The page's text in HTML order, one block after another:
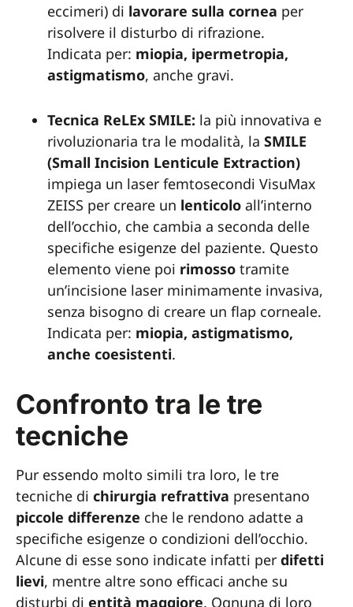
eccimeri) di lavorare sulla cornea per
risolvere il disturbo di rifrazione.
Indicata per: miopia, ipermetropia,
astigmatismo, anche gravi.
Tecnica ReLEx SMILE: la più innovativa e
rivoluzionaria tra le modalità, la SMILE
(Small Incision Lenticule Extraction)
impiega un laser femtosecondi VisuMax
ZEISS per creare un lenticolo all’interno
dell’occhio, che cambia a seconda delle
specifiche esigenze del paziente. Questo
elemento viene poi rimosso tramite
un’incisione laser minimamente invasiva,
senza bisogno di creare un flap corneale.
Indicata per: miopia, astigmatismo,
anche coesistenti.
Confronto tra le tre
tecniche
Pur essendo molto simili tra loro, le tre
tecniche di chirurgia refrattiva presentano
piccole differenze che le rendono adatte a
specifiche esigenze o condizioni dell’occhio.
Alcune di esse sono indicate infatti per difetti
lievi, mentre altre sono efficaci anche su
disturbi di entità maggiore. Ognuna di loro